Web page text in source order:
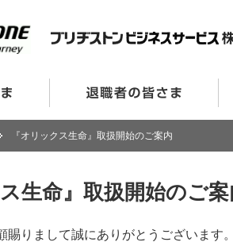
『オリックス生命』取扱開始のご案内
ス生命』取扱開始のご
賜りまして誠にありがとうございます